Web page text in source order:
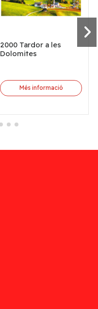
2000 Tardor a les
Dolomites
Més informació